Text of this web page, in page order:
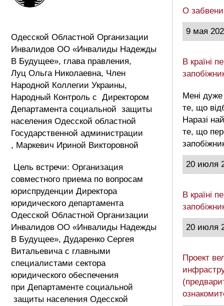
Одесской Областной Организации
Инвалидов ОО «Инвалиды Надежды
В Будущее», глава правления,
Луц Ольга Николаевна, Член
Народной Коллегии Украины,
Народный Контроль с Директором
Департамента социальной защиты
населения Одесской областной
Государственной администрации
, Маркевич Ириной Викторовной
Цель встречи: Организация
совместного приема по вопросам
юриспруденции Директора
юридического департамента
Одесской Областной Организации
Инвалидов ОО «Инвалиды Надежды
В Будущее», Дударенко Сергея
Витальевича с главными
специалистами сектора
юридического обеспечения
при Департаменте социальной
защиты населения Одесской
О
9 мая
В країні
Мені
те, що
Наразі
те, що
20 июля
В країні
20 июля
Проект